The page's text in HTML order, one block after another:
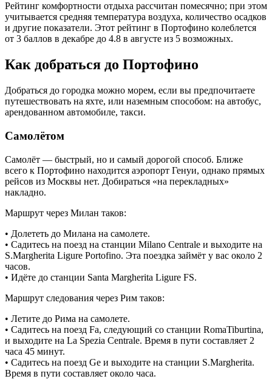
Рейтинг комфортности отдыха рассчитан помесячно; при этом
учитывается средняя температура воздуха, количество осадков
и другие показатели. Этот рейтинг в Портофино колеблется
от 3 баллов в декабре до 4.8 в августе из 5 возможных.
Как добраться до Портофино
Добраться до городка можно морем, если вы предпочитаете
путешествовать на яхте, или наземным способом: на автобус,
арендованном автомобиле, такси.
Самолётом
Самолёт — быстрый, но и самый дорогой способ. Ближе
всего к Портофино находится аэропорт Генуи, однако прямых
рейсов из Москвы нет. Добираться «на перекладных»
накладно.
Маршрут через Милан таков:
• Долететь до Милана на самолете.
• Садитесь на поезд на станции Milano Centrale и выходите на
S.Margherita Ligure Portofino. Эта поездка займёт у вас около 2
часов.
• Идёте до станции Santa Margherita Ligure FS.
Маршрут следования через Рим таков:
• Летите до Рима на самолете.
• Садитесь на поезд Fa, следующий со станции RomaTiburtina,
и выходите на La Spezia Centrale. Время в пути составляет 2
часа 45 минут.
• Садитесь на поезд Ge и выходите на станции S.Margherita.
Время в пути составляет около часа.